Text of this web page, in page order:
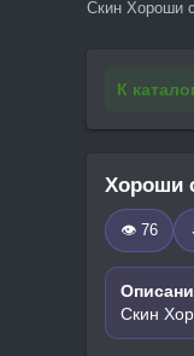
Скин Хороши
К
Хороши
👁 76
Скин